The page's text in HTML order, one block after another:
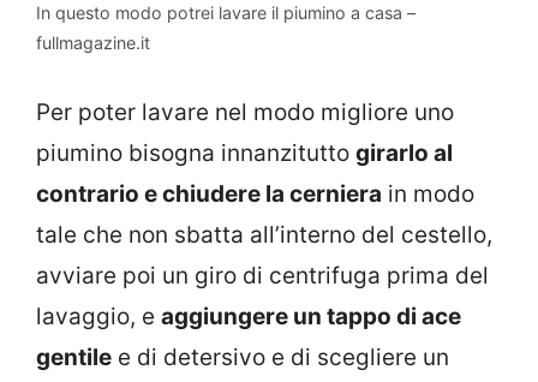
In questo modo potrei lavare il piumino a casa –
fullmagazine.it
Per poter lavare nel modo migliore uno
piumino bisogna innanzitutto girarlo al
contrario e chiudere la cerniera in modo
tale che non sbatta all’interno del cestello,
avviare poi un giro di centrifuga prima del
lavaggio, e aggiungere un tappo di ace
gentile e di detersivo e di scegliere un